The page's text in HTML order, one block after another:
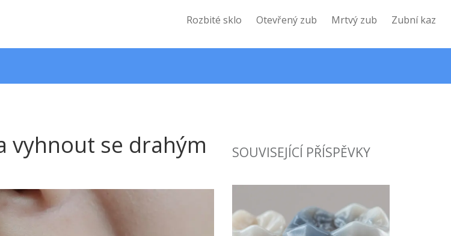
Rozbité sklo Otevřený zub Mrtvý zub Zubní kaz
vyhnout se drahým SOUVISEJÍCÍ PŘÍSPĚVKY